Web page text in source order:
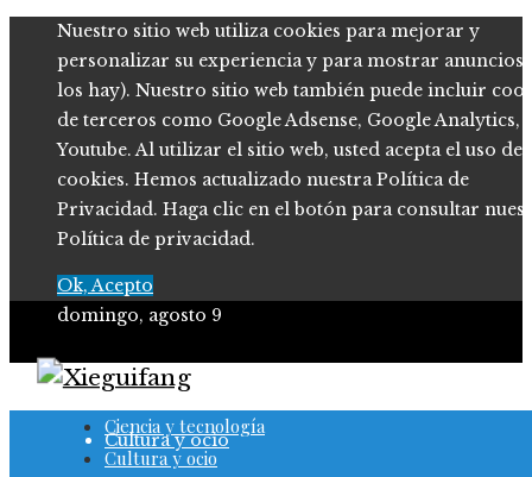
Nuestro sitio web utiliza cookies para mejorar y
personalizar su experiencia y para mostrar anuncios
los hay). Nuestro sitio web también puede incluir
de terceros como Google Adsense, Google Analytics,
Youtube. Al utilizar el sitio web, usted acepta el uso de
cookies. Hemos actualizado nuestra Política de
Privacidad. Haga clic en el botón para consultar
Política de privacidad.
Ok, Acepto
domingo, agosto 9
Ciencia y tecnología
Cultura y ocio
Ciencia y tecnología
Cultura y ocio